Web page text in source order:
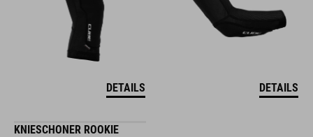
DETAILS DETAILS
KNIESCHONER ROOKIE